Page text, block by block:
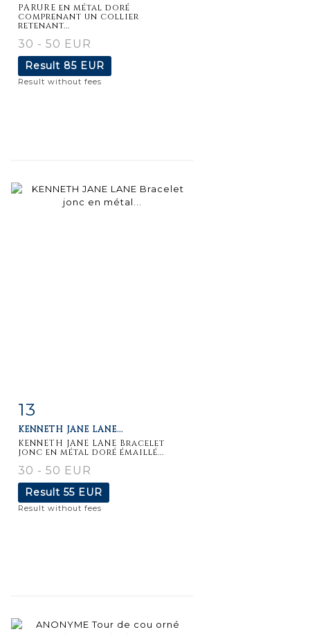
PARURE en métal doré
comprenant un collier
retenant...
30 - 50 EUR
Result 85 EUR
Result without fees
Item detail
13
KENNETH JANE LANE...
KENNETH JANE LANE Bracelet
jonc en métal doré émaillé...
30 - 50 EUR
Result 55 EUR
Result without fees